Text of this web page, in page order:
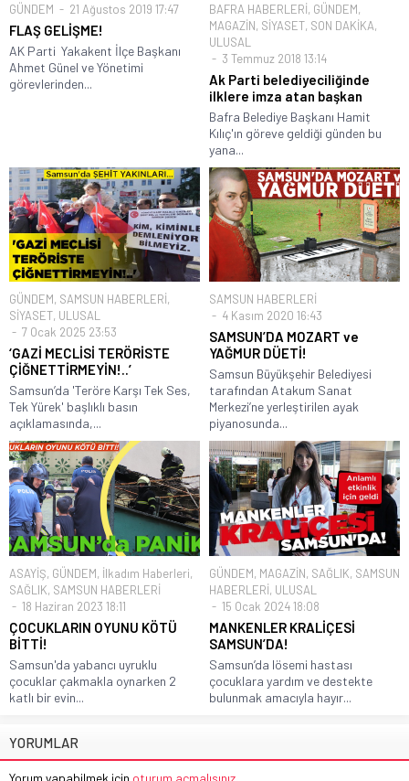
GÜNDEM 21 Ağustos 2019 17:47
FLAŞ GELİŞME!
AK Parti Yakakent İlçe Başkanı
Ahmet Günel ve Yönetimi
görevlerinden...
BAFRA HABERLERİ, GÜNDEM,
MAGAZİN, SİYASET, SON DAKİKA,
ULUSAL
3 Temmuz 2018 13:14
Ak Parti belediyeciliğinde
ilklere imza atan başkan
Bafra Belediye Başkanı Hamit
Kılıç'ın göreve geldiği günden bu
yana...
GÜNDEM, SAMSUN HABERLERİ,
SİYASET, ULUSAL
7 Ocak 2025 23:53
‘GAZİ MECLİSİ TERÖRİSTE
ÇİĞNETTİRMEYİN!..’
Samsun’da 'Teröre Karşı Tek Ses,
Tek Yürek' başlıklı basın
açıklamasında,...
SAMSUN HABERLERİ
4 Kasım 2020 16:43
SAMSUN’DA MOZART ve
YAĞMUR DÜETİ!
Samsun Büyükşehir Belediyesi
tarafından Atakum Sanat
Merkezi’ne yerleştirilen ayak
piyanosunda...
ASAYİŞ, GÜNDEM, İlkadım Haberleri,
SAĞLIK, SAMSUN HABERLERİ
18 Haziran 2023 18:11
ÇOCUKLARIN OYUNU KÖTÜ
BİTTİ!
Samsun'da yabancı uyruklu
çocuklar çakmakla oynarken 2
katlı bir evin...
GÜNDEM, MAGAZİN, SAĞLIK, SAMSUN
HABERLERİ, ULUSAL
15 Ocak 2024 18:08
MANKENLER KRALİÇESİ
SAMSUN’DA!
Samsun’da lösemi hastası
çocuklara yardım ve destekte
bulunmak amacıyla hayır...
YORUMLAR
Yorum yapabilmek için oturum açmalısınız.